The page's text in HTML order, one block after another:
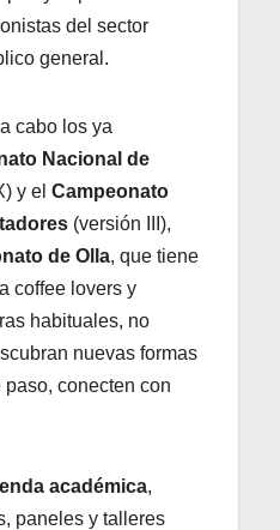
del sector
general.
cabo los ya
Nacional de
y el Campeonato
(versión III),
de Olla, que tiene
coffee lovers y
habituales, no
nuevas formas
conecten con
académica,
paneles y talleres